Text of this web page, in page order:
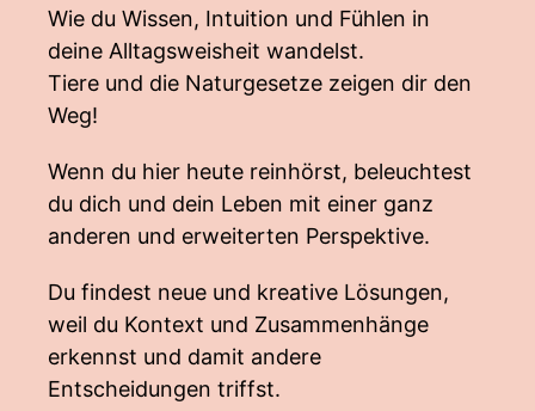
Wie du Wissen, Intuition und Fühlen in
deine Alltagsweisheit wandelst.
Tiere und die Naturgesetze zeigen dir den
Weg!
Wenn du hier heute reinhörst, beleuchtest
du dich und dein Leben mit einer ganz
anderen und erweiterten Perspektive.
Du findest neue und kreative Lösungen,
weil du Kontext und Zusammenhänge
erkennst und damit andere
Entscheidungen triffst.